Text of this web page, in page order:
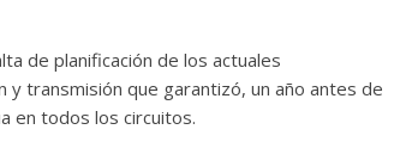
de planificación de los actuales
transmisión que garantizó, un año antes de
en todos los circuitos.